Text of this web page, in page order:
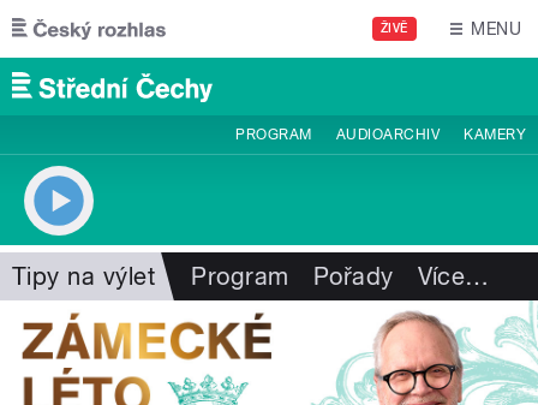
Přejít k hlavnímu obsahu
ŽIVĚ MENU
PROGRAM AUDIOARCHIV KAMERY
Tipy na výlet Program Pořady Více…